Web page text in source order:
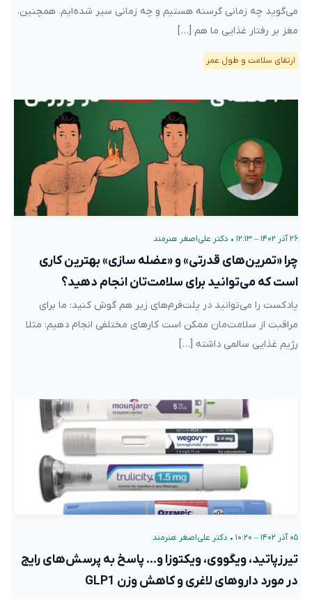
می‌گوید چه زمانی گرسنه هستیم و چه زمانی سیر شده‌ایم. همچنین،
مغز بر رفتار غذایی ما هم […]
ارتقای سلامت و طول عمر
۲۶ آذر ۱۴۰۲ – ۱۲:۱۳ • دکتر علی‌اصغر هنرمند
چرا «تمرین‌های قدرتی» و «عضله سازی» بهترین کاری
است که می‌توانید برای سلامت‌تان انجام دهید؟
پادکست را می‌توانید در پلت‌فرم‌های زیر هم گوش کنید: ما برای
مراقبت از سلامت‌مان ممکن است کارهای مختلفی انجام دهیم: مثلا
رژیم غذایی سالمی داشته […]
۰۵ آذر ۱۴۰۲ – ۱۰:۲۰ • دکتر علی‌اصغر هنرمند
تیرزپاتید، ویگووی، ویکتوزا و… پاسخ به پرسش‌های رایج
در مورد داروهای لاغری و کاهش وزن GLP1